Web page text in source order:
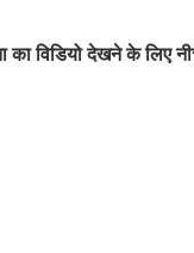
का विडियो देखने के लिए